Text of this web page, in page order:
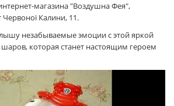
магазина "Воздушна Фея",
Калини, 11.
незабываемые эмоции с этой яркой
которая станет настоящим героем